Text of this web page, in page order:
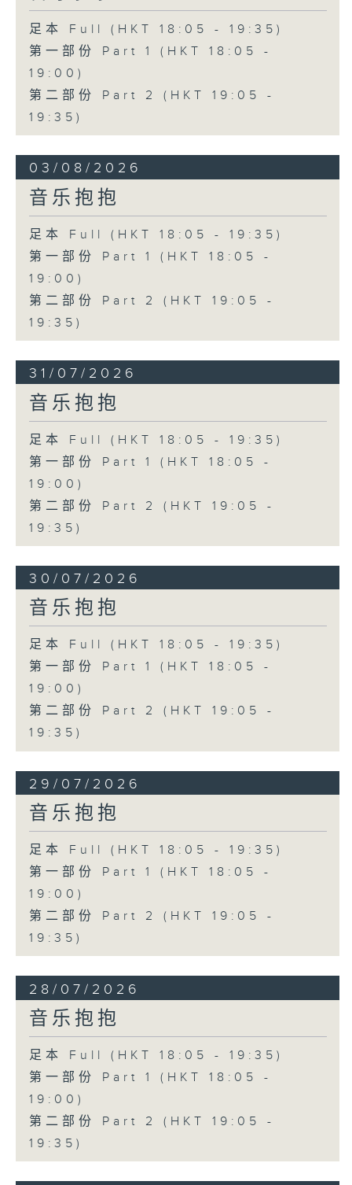
足本 Full (HKT 18:05 - 19:35)
第一部份 Part 1 (HKT 18:05 -
19:00)
第二部份 Part 2 (HKT 19:05 -
19:35)
03/08/2026
音乐抱抱
足本 Full (HKT 18:05 - 19:35)
第一部份 Part 1 (HKT 18:05 -
19:00)
第二部份 Part 2 (HKT 19:05 -
19:35)
31/07/2026
音乐抱抱
足本 Full (HKT 18:05 - 19:35)
第一部份 Part 1 (HKT 18:05 -
19:00)
第二部份 Part 2 (HKT 19:05 -
19:35)
30/07/2026
音乐抱抱
足本 Full (HKT 18:05 - 19:35)
第一部份 Part 1 (HKT 18:05 -
19:00)
第二部份 Part 2 (HKT 19:05 -
19:35)
29/07/2026
音乐抱抱
足本 Full (HKT 18:05 - 19:35)
第一部份 Part 1 (HKT 18:05 -
19:00)
第二部份 Part 2 (HKT 19:05 -
19:35)
28/07/2026
音乐抱抱
足本 Full (HKT 18:05 - 19:35)
第一部份 Part 1 (HKT 18:05 -
19:00)
第二部份 Part 2 (HKT 19:05 -
19:35)